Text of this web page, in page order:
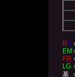
RS
EM
FR
LG
基